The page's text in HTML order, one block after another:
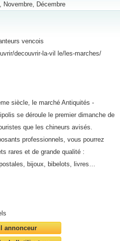
Novembre, Décembre
vencois
decouvrir-la-vil le/les-marches/
siècle, le marché Antiquités -
se déroule le premier dimanche de
que les chineurs avisés.
professionnels, vous pourrez
rares et de grande qualité :
bijoux, bibelots, livres…
annonceur